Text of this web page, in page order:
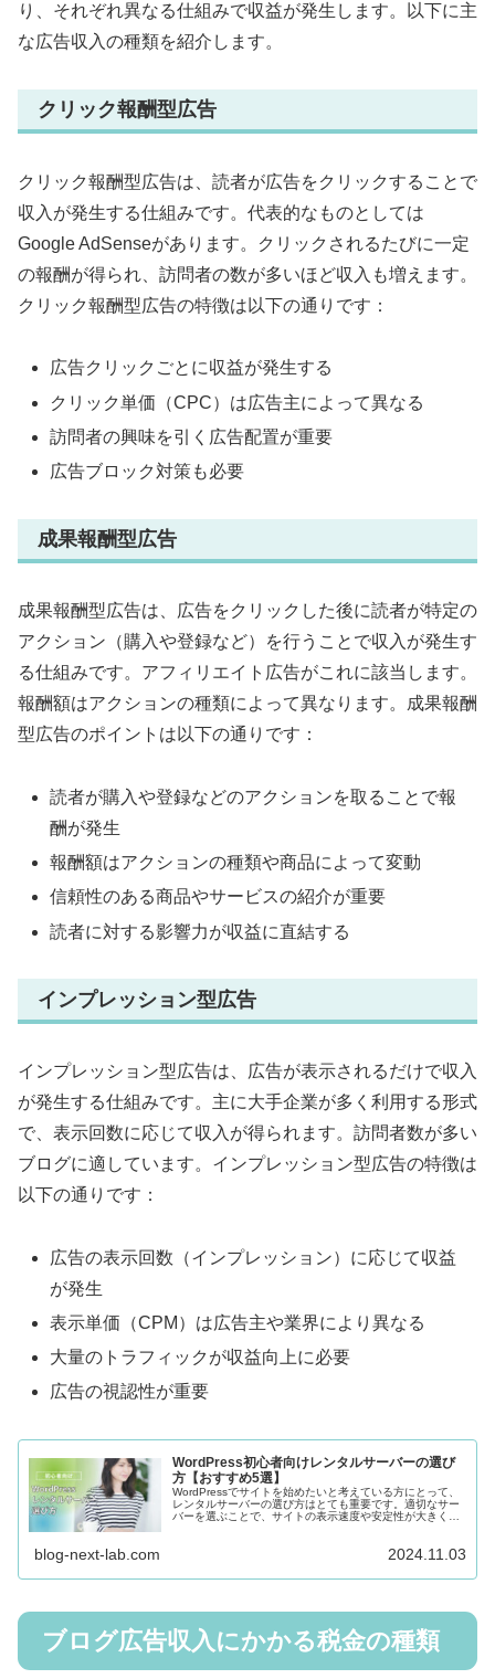
り、それぞれ異なる仕組みで収益が発生します。以下に主
な広告収入の種類を紹介します。
クリック報酬型広告
クリック報酬型広告は、読者が広告をクリックすることで
収入が発生する仕組みです。代表的なものとしては
Google AdSenseがあります。クリックされるたびに一定
の報酬が得られ、訪問者の数が多いほど収入も増えます。
クリック報酬型広告の特徴は以下の通りです：
広告クリックごとに収益が発生する
クリック単価（CPC）は広告主によって異なる
訪問者の興味を引く広告配置が重要
広告ブロック対策も必要
成果報酬型広告
成果報酬型広告は、広告をクリックした後に読者が特定の
アクション（購入や登録など）を行うことで収入が発生す
る仕組みです。アフィリエイト広告がこれに該当します。
報酬額はアクションの種類によって異なります。成果報酬
型広告のポイントは以下の通りです：
読者が購入や登録などのアクションを取ることで報
酬が発生
報酬額はアクションの種類や商品によって変動
信頼性のある商品やサービスの紹介が重要
読者に対する影響力が収益に直結する
インプレッション型広告
インプレッション型広告は、広告が表示されるだけで収入
が発生する仕組みです。主に大手企業が多く利用する形式
で、表示回数に応じて収入が得られます。訪問者数が多い
ブログに適しています。インプレッション型広告の特徴は
以下の通りです：
広告の表示回数（インプレッション）に応じて収益
が発生
表示単価（CPM）は広告主や業界により異なる
大量のトラフィックが収益向上に必要
広告の視認性が重要
WordPress初心者向けレンタルサーバーの選び
方【おすすめ5選】
WordPressでサイトを始めたいと考えている方にとって、
レンタルサーバーの選び方はとても重要です。適切なサー
バーを選ぶことで、サイトの表示速度や安定性が大きく向
blog-next-lab.com 2024.11.03
ブログ広告収入にかかる税金の種類